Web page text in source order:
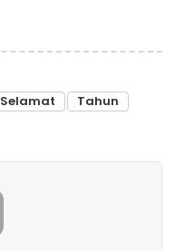
Selamat
Tahun